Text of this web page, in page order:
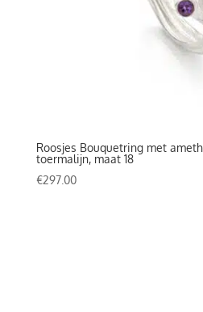
Roosjes Bouquetring met
toermalijn, maat 18
€297.00